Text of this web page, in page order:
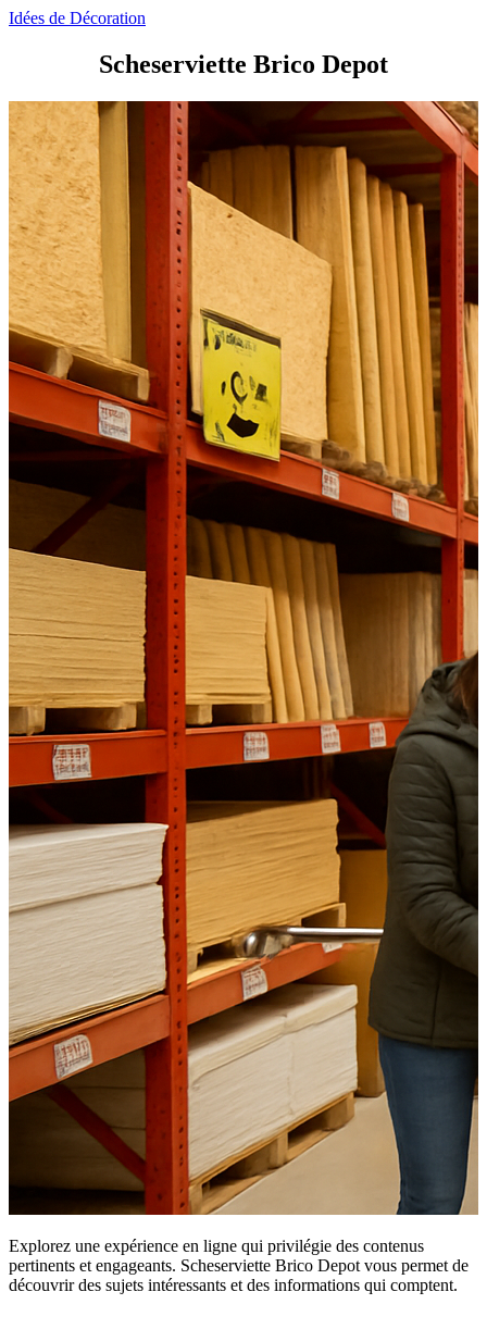
Idées de Décoration
Scheserviette Brico Depot
Explorez une expérience en ligne qui privilégie des contenus
pertinents et engageants. Scheserviette Brico Depot vous permet de
découvrir des sujets intéressants et des informations qui comptent.